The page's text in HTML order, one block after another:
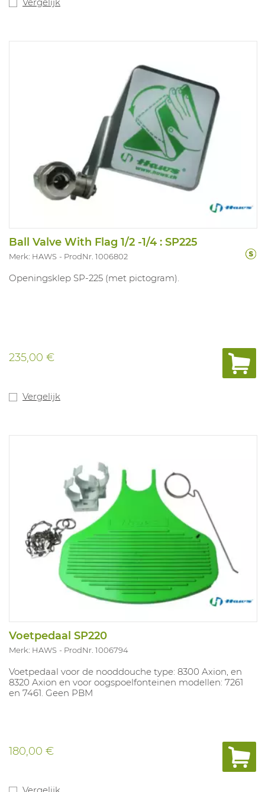
Vergelijk
Ball Valve With Flag 1/2 -1/4 : SP225
Merk: HAWS ProdNr. 1006802
Openingsklep SP-225 (met pictogram).
235,00 €
Vergelijk
Voetpedaal SP220
Merk: HAWS ProdNr. 1006794
Voetpedaal voor de nooddouche type: 8300 Axion, en
8320 Axion en voor oogspoelfonteinen modellen: 7261
en 7461. Geen PBM
180,00 €
Vergelijk